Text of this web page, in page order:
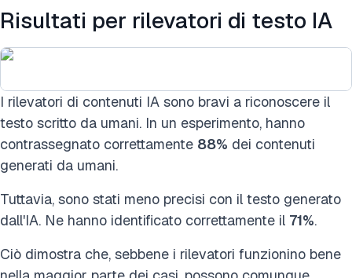
Risultati per rilevatori di testo IA
I rilevatori di contenuti IA sono bravi a riconoscere il
testo scritto da umani. In un esperimento, hanno
contrassegnato correttamente 88% dei contenuti
generati da umani.
Tuttavia, sono stati meno precisi con il testo generato
dall'IA. Ne hanno identificato correttamente il 71%.
Ciò dimostra che, sebbene i rilevatori funzionino bene